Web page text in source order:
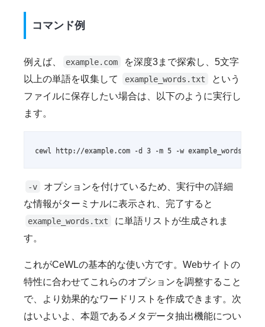
コマンド例
例えば、 example.com
を深度3まで探索し、5文字
以上の単語を収集して
example_words.txt
という
ファイルに保存したい場合は、以下のように実行し
ます。
cewl http://example.com -d 3 -m 5 -w example_words.txt
-v
オプションを付けているため、実行中の詳細
な情報がターミナルに表示され、完了すると
example_words.txt
に単語リストが生成されま
す。
これがCeWLの基本的な使い方です。Webサイトの
特性に合わせてこれらのオプションを調整すること
で、より効果的なワードリストを作成できます。次
はいよいよ、本題であるメタデータ抽出機能につい